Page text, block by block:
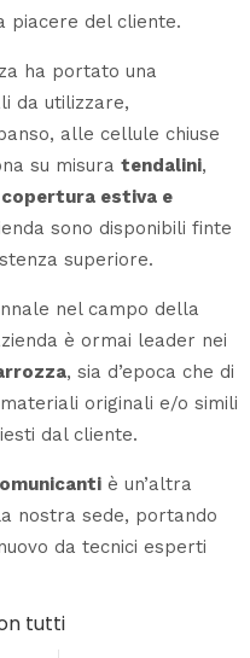
piacere del cliente.
ha portato una
da utilizzare,
alle cellule chiuse
su misura tendalini,
estiva e
sono disponibili finte
superiore.
nel campo della
è ormai leader nei
, sia d’epoca che di
originali e/o simili
dal cliente.
è un’altra
nostra sede, portando
da tecnici esperti
tutti